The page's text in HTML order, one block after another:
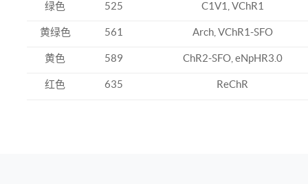
绿色 525 C1V1, VChR1
黄绿色 561 Arch, VChR1-SFO
黄色 589 ChR2-SFO, eNpHR3.0
红色 635 ReChR